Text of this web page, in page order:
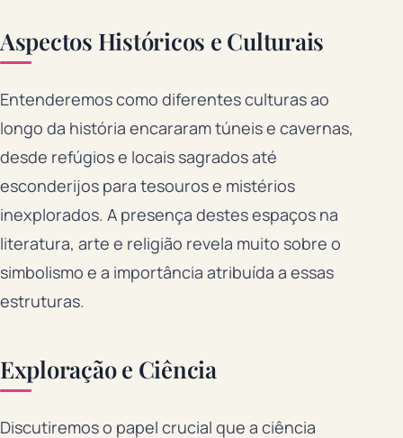
Aspectos Históricos e Culturais
Entenderemos como diferentes culturas ao
longo da história encararam túneis e cavernas,
desde refúgios e locais sagrados até
esconderijos para tesouros e mistérios
inexplorados. A presença destes espaços na
literatura, arte e religião revela muito sobre o
simbolismo e a importância atribuída a essas
estruturas.
Exploração e Ciência
Discutiremos o papel crucial que a ciência